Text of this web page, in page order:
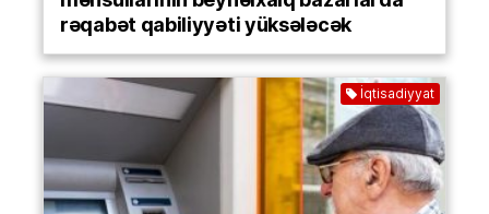
rəqabət qabiliyyəti yüksələcək
İqtisadiyyat